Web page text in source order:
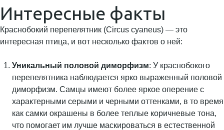
Интересные факты
Краснобокий перепелятник (Circus cyaneus) — это
интересная птица, и вот несколько фактов о ней:
Уникальный половой диморфизм: У краснобокого
перепелятника наблюдается ярко выраженный половой
диморфизм. Самцы имеют более яркое оперение с
характерными серыми и черными оттенками, в то время
как самки окрашены в более теплые коричневые тона,
что помогает им лучше маскироваться в естественной